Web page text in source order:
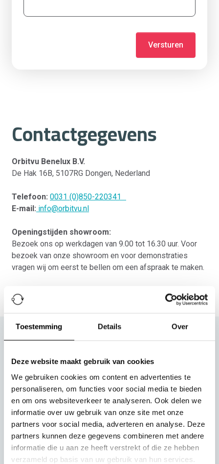
Toestemming Details Over
Deze website maakt gebruik van cookies
We gebruiken cookies om content en advertenties te
personaliseren, om functies voor social media te bieden
en om ons websiteverkeer te analyseren. Ook delen we
informatie over uw gebruik van onze site met onze
partners voor social media, adverteren en analyse. Deze
partners kunnen deze gegevens combineren met andere
informatie die u aan ze heeft verstrekt of die ze hebben
verzameld op basis van uw gebruik van hun services.
Versturen
Contactgegevens
Orbitvu Benelux B.V.
De Hak 16B, 5107RG Dongen, Nederland
Telefoon: 0031 (0)850-220341
E-mail: info@orbitvu.nl
Openingstijden showroom:
Bezoek ons op werkdagen van 9.00 tot 16.30 uur. Voor
bezoek van onze showroom en voor demonstraties
vragen wij om eerst te bellen om een afspraak te maken.
Tevreden gebruikers
Veel bedrijven kozen al voor Alphashot
productfotografie van Orbitvu. Ben je benieuwd naar
hun ervaringen?